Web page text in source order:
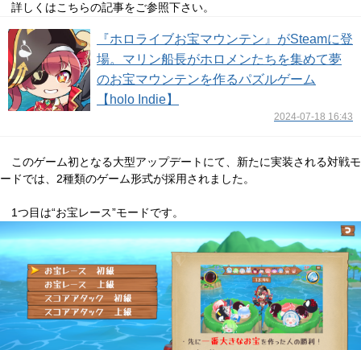
詳しくはこちらの記事をご参照下さい。
『ホロライブお宝マウンテン』がSteamに登
場。マリン船長がホロメンたちを集めて夢
のお宝マウンテンを作るパズルゲーム
【holo Indie】
2024-07-18 16:43
このゲーム初となる大型アップデートにて、新たに実装される対戦モ
ードでは、2種類のゲーム形式が採用されました。
1つ目は“お宝レース”モードです。